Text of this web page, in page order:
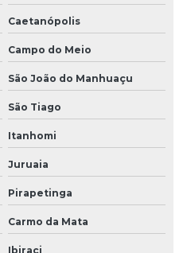
Caetanópolis
Campo do Meio
São João do Manhuaçu
São Tiago
Itanhomi
Juruaia
Pirapetinga
Carmo da Mata
Ibiraci